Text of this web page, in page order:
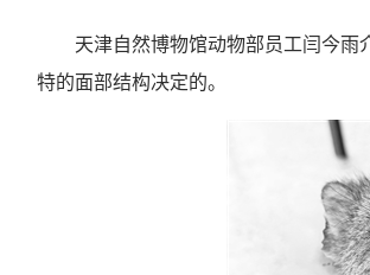
天津自然博物馆动物部员工闫今雨
特的面部结构决定的。